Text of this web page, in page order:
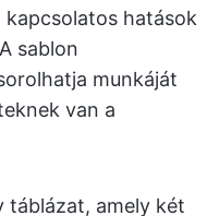
hatások
sablon
munkáját
van a
táblázat, amely két